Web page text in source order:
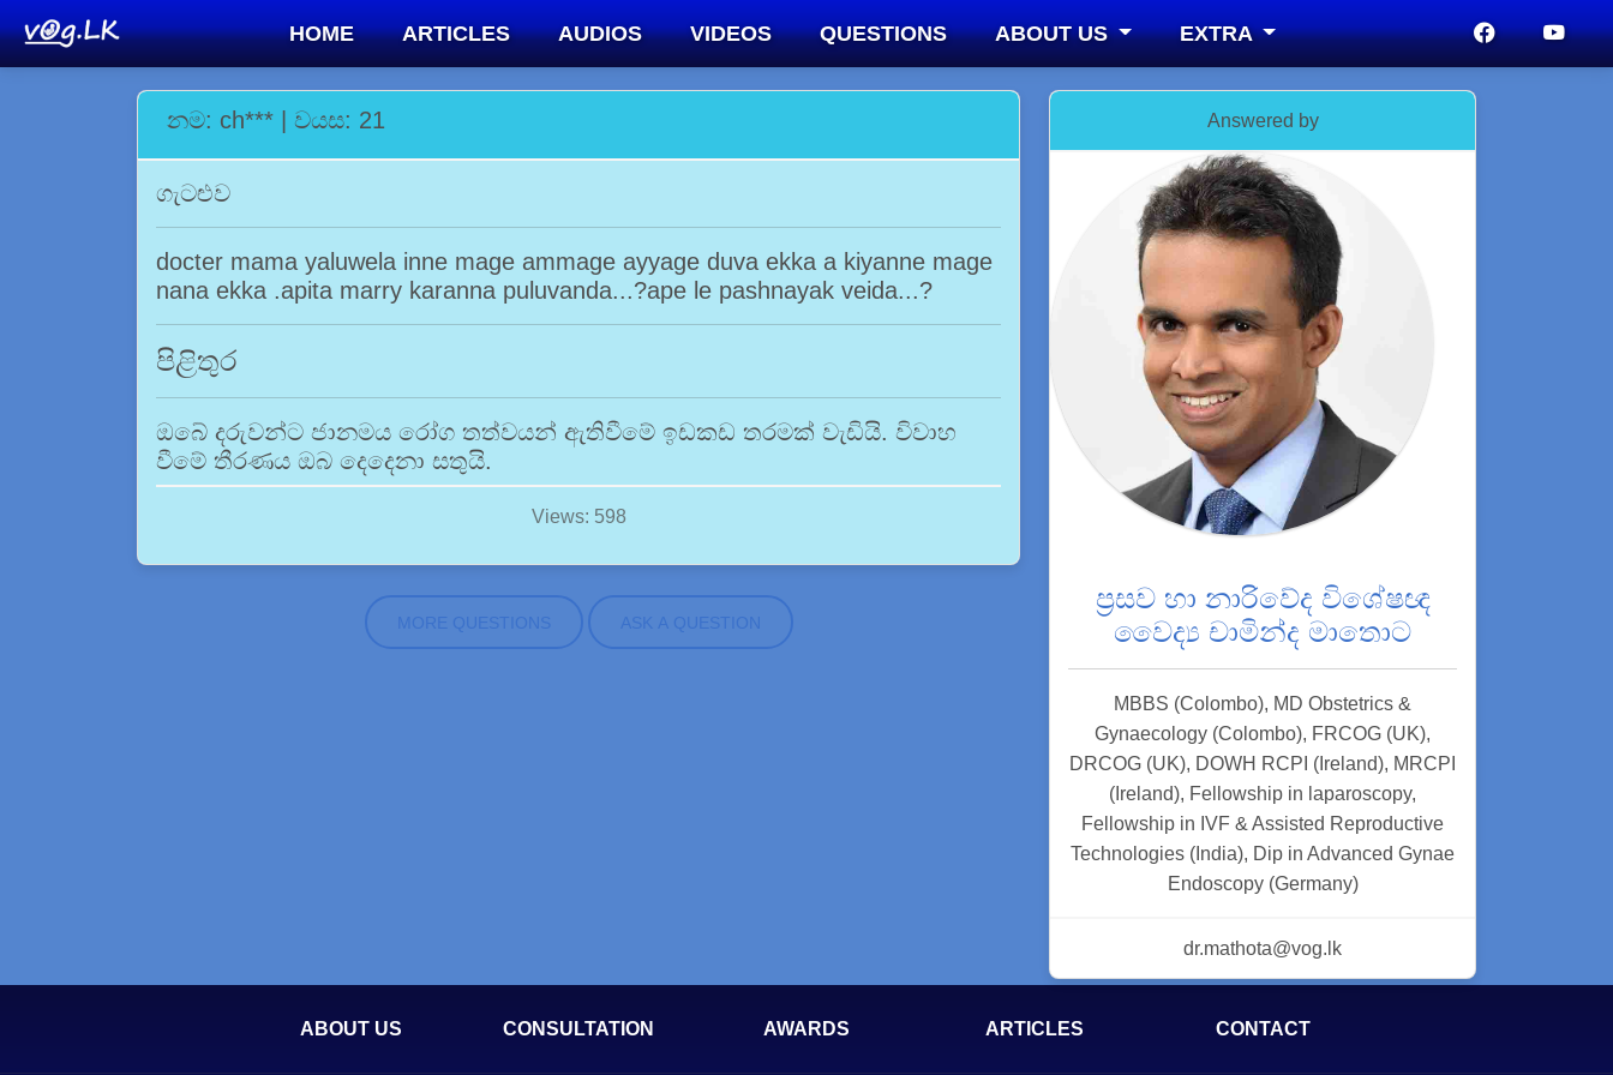
HOME ARTICLES AUDIOS VIDEOS QUESTIONS ABOUT US EXTRA
නම: ch*** | වයස: 21
ගැටළුව
docter mama yaluwela inne mage ammage ayyage duva ekka a kiyanne mage
nana ekka .apita marry karanna puluvanda...?ape le pashnayak veida...?
පිළිතුර
ඔබේ දරුවන්ට ජානමය රෝග තත්වයන් ඇතිවීමේ ඉඩකඩ තරමක් වැඩියි. විවාහ
වීමේ තීරණය ඔබ දෙදෙනා සතුයි.
Views: 598
MORE QUESTIONS ASK A QUESTION
Answered by
ප්‍රසව හා නාරිවේද විශේෂඥ
වෛද්‍ය චාමින්ද මාතොට
MBBS (Colombo), MD Obstetrics &
Gynaecology (Colombo), FRCOG (UK),
DRCOG (UK), DOWH RCPI (Ireland), MRCPI
(Ireland), Fellowship in laparoscopy,
Fellowship in IVF & Assisted Reproductive
Technologies (India), Dip in Advanced Gynae
Endoscopy (Germany)
dr.mathota@vog.lk
ABOUT US CONSULTATION AWARDS ARTICLES CONTACT